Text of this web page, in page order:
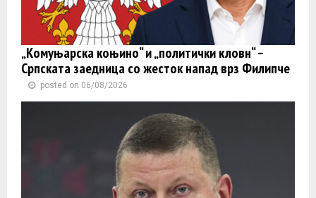
„Комуњарска коњино“ и „политички кловн“ –
Српската заедница со жесток напад врз Филипче
posted on 06/08/2026